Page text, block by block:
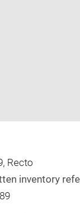
Recto
inventory